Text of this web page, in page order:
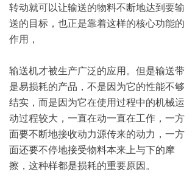
转动就可以让输送的物料不断地达到要输
送的目标，也正是靠着这样的核心功能的
作用，
输送机才被生产广泛的应用。但是输送带
是易损耗的产品，不是因为它的性能不够
结实，而是因为它在使用过程中的机械运
动过程较大，一直在动一直在工作，一方
面要不断地接收动力源传来的动力，一方
面还要不停地接受物料本来上与下的摩
擦，这种样都是损耗的重要原因。